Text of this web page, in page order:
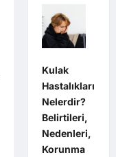
Kulak
Hastalıkları
Nelerdir?
Belirtileri,
Nedenleri,
Korunma